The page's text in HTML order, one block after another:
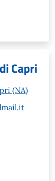
Capri
(NA)